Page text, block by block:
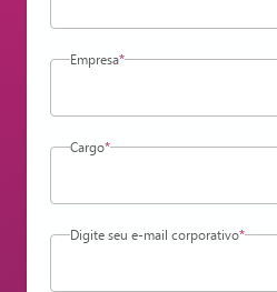
Empresa*
Cargo*
Digite seu e-mail corporativo*